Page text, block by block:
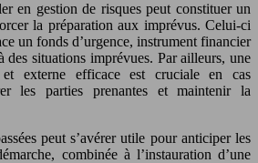
en gestion de risques peut constituer un
la préparation aux imprévus. Celui-ci
un fonds d’urgence, instrument financier
des situations imprévues. Par ailleurs, une
et externe efficace est cruciale en cas
les parties prenantes et maintenir la
peut s’avérer utile pour anticiper les
combinée à l’instauration d’une